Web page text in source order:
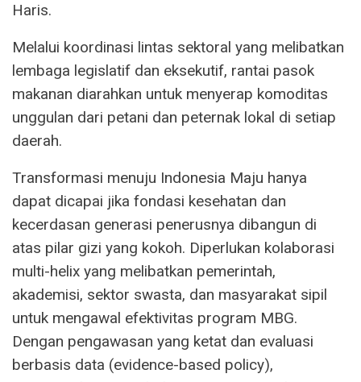
Haris.
Melalui koordinasi lintas sektoral yang melibatkan
lembaga legislatif dan eksekutif, rantai pasok
makanan diarahkan untuk menyerap komoditas
unggulan dari petani dan peternak lokal di setiap
daerah.
Transformasi menuju Indonesia Maju hanya
dapat dicapai jika fondasi kesehatan dan
kecerdasan generasi penerusnya dibangun di
atas pilar gizi yang kokoh. Diperlukan kolaborasi
multi-helix yang melibatkan pemerintah,
akademisi, sektor swasta, dan masyarakat sipil
untuk mengawal efektivitas program MBG.
Dengan pengawasan yang ketat dan evaluasi
berbasis data (evidence-based policy),